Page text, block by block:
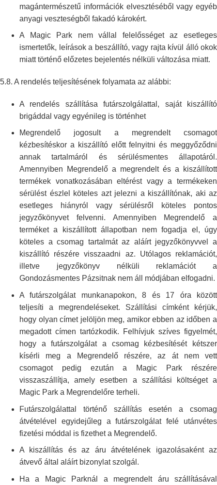
magántermészetű információk elvesztéséből vagy egyéb
anyagi veszteségből fakadó károkért.
A Magic Park nem vállal felelősséget az esetleges
ismertetők, leírások a beszállító, vagy rajta kívül álló okok
miatt történő előzetes bejelentés nélküli változása miatt.
5.8. A rendelés teljesítésének folyamata az alábbi:
A rendelés szállítása futárszolgálattal, saját kiszállító
brigáddal vagy egyénileg is történhet
Megrendelő jogosult a megrendelt csomagot
kézbesítéskor a kiszállítóelőtt felnyitni és meggyőződni
annak tartalmáról és sérülésmentesállapotáról.
Amennyiben Megrendelő a megrendelt és a kiszállított
termékek vonatkozásában eltérést vagy a termékeken
sérülést észlel köteles aztjelezni a kiszállítónak, aki az
esetleges hiányról vagy sérülésről köteles pontos
jegyzőkönyvet felvenni. Amennyiben Megrendelő a
terméket a kiszállított állapotban nem fogadja el, úgy
köteles a csomag tartalmát az aláírt jegyzőkönyvvel a
kiszállító részére visszaadni az. Utólagosreklamációt,
illetve jegyzőkönyv nélküli reklamációt a
Gondozásmentes Pázsitnak nem áll módjában elfogadni.
A futárszolgálat munkanapokon, 8 és 17 óra között
teljesíti a megrendeléseket. Szállítási címként kérjük,
hogy olyan címet jelöljön meg, amikor ebben az időben a
megadott címen tartózkodik. Felhívjuk szíves figyelmét,
hogy a futárszolgálat a csomag kézbesítését kétszer
kísérli meg a Megrendelő részére, az át nem vett
csomagot pedig ezután a Magic Park részére
visszaszállítja, amely esetben a szállítási költséget a
Magic Park a Megrendelőre terheli.
Futárszolgálattal történő szállítás esetén a csomag
átvételével
egyidejűleg a futárszolgálat felé utánvétes
fizetési móddal is fizethet a Megrendelő.
A kiszállítás és az áru átvételének igazolásaként az
átvevő által aláírtbizonylat szolgál.
Ha a Magic Parknál a megrendelt áru szállításával